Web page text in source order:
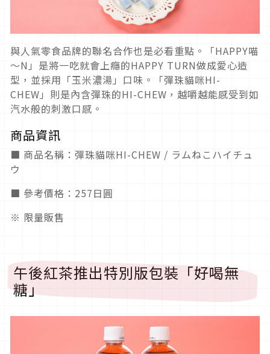
與人氣零食品牌的聯名合作也是必看重點。「HAPPY喵
～N」是將一吃就會上癮的HAPPY TURN做成愛心造
型，並採用「玉米濃湯」口味。「彈珠貓咪HI-
CHEW」則是內含彈珠的HI-CHEW，越嚼越能感受到如
汽水般的刺激口感。
商品資訊
■ 商品名稱：彈珠貓咪HI-CHEW / ラムねこハイチュ
ウ
■ 參考價格：257日圓
※ 限量販售
午後紅茶推出特別版包裝「好喝無
糖」